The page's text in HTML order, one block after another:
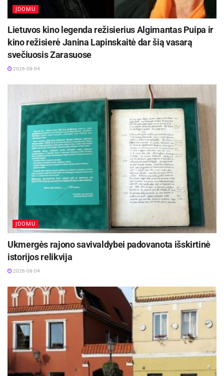
siejamos su teorinėmis chemijos, fizikos
žiniomis. „Saldžiosios refleksijos“ metodu
projekto dalyviai įvertino ir įsivertino veiklą.
saviraiškos, laisvalaikio ir užimtumo galimybes.
Projekto vadovė Danguolė Skrebutėnienė
ĮDOMU
Lietuvos kino legenda režisierius Algimantas Puipa ir
kino režisierė Janina Lapinskaitė dar šią vasarą
svečiuosis Zarasuose
2026-08-04
ĮDOMU
Ukmergės rajono savivaldybei padovanota išskirtinė
istorijos relikvija
2026-08-04